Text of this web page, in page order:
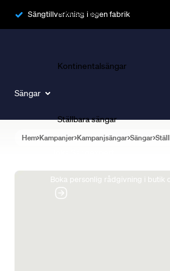
Sängtillverkning i egen fabrik
Sängar
Ramsängar
Kontinentalsängar
Ställbara sängar
Boka personlig rådgivning i butik
Hem Kampanjer Kampanjsängar Sängar